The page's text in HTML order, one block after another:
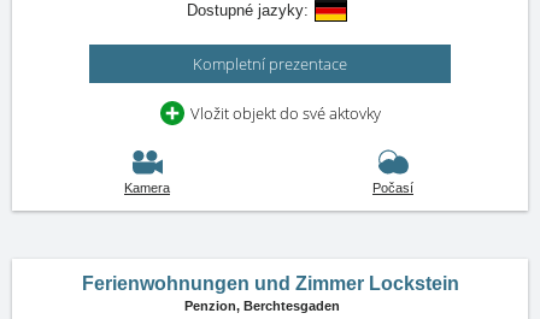
Dostupné jazyky:
Kompletní prezentace
Vložit objekt do své aktovky
Kamera Počasí
Ferienwohnungen und Zimmer Lockstein
Penzion, Berchtesgaden